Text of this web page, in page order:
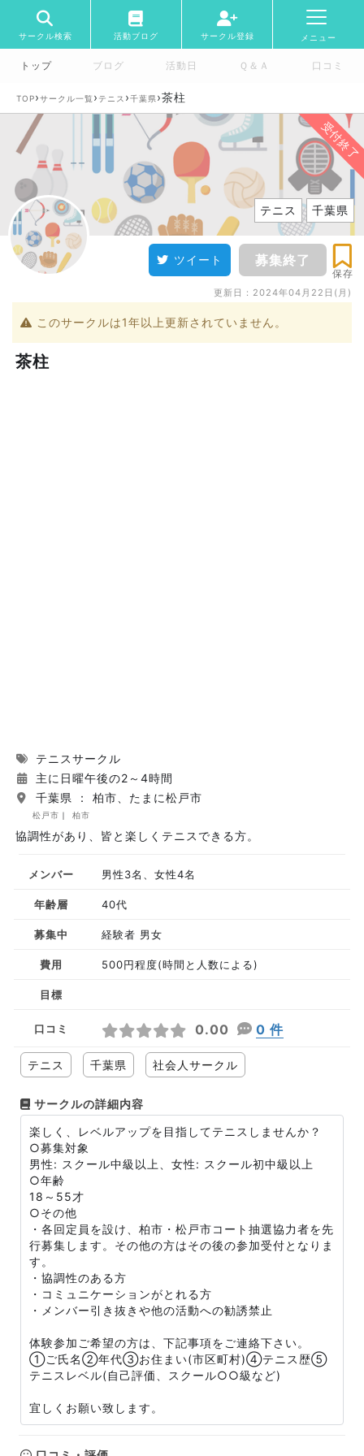
サークル検索 活動ブログ サークル登録 メニュー
トップ ブログ 活動日 Ｑ＆Ａ 口コミ
TOP›サークル一覧 › テニス ›千葉県›茶柱
受付終了
テニス 千葉県
ツイート 募集終了
保存
更新日： 2024年04月22日(月)
このサークルは1年以上更新されていません。
茶柱
テニスサークル
主に日曜午後の2～4時間
千葉県 ： 柏市、たまに松戸市
松戸市 柏市
協調性があり、皆と楽しくテニスできる方。
メンバー 男性3名、女性4名
年齢層 40代
募集中 経験者 男女
費用 500円程度(時間と人数による)
目標
口コミ 0.00 0 件
テニス 千葉県 社会人サークル
サークルの詳細内容
楽しく、レベルアップを目指してテニスしませんか？
○募集対象
男性: スクール中級以上、女性: スクール初中級以上
○年齢
18～55才
○その他
・各回定員を設け、柏市・松戸市コート抽選協力者を先
行募集します。その他の方はその後の参加受付となりま
す。
・協調性のある方
・コミュニケーションがとれる方
・メンバー引き抜きや他の活動への勧誘禁止
体験参加ご希望の方は、下記事項をご連絡下さい。
①ご氏名②年代③お住まい(市区町村)④テニス歴⑤
テニスレベル(自己評価、スクール○○級など)
宜しくお願い致します。